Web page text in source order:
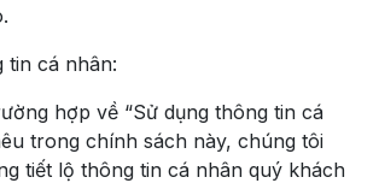
tin cá nhân:
hợp về “Sử dụng thông tin cá
trong chính sách này, chúng tôi
tiết lộ thông tin cá nhân quý khách